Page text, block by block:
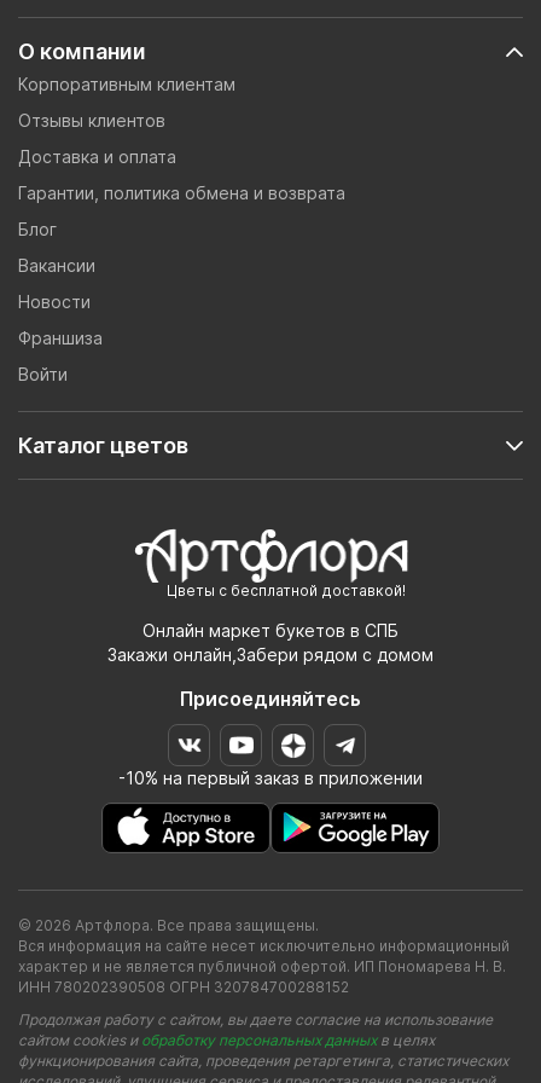
Цветы с бесплатной доставкой!
Онлайн маркет букетов в СПБ
Закажи онлайн,Забери рядом с домом
Присоединяйтесь
-10% на первый заказ в приложении
О компании
Корпоративным клиентам
Отзывы клиентов
Доставка и оплата
Гарантии, политика обмена и возврата
Блог
Вакансии
Новости
Франшиза
Войти
Каталог цветов
© 2026 Артфлора. Все права защищены.
Вся информация на сайте несет исключительно информационный
характер и не является публичной офертой. ИП Пономарева Н. В.
ИНН 780202390508 ОГРН 320784700288152
Продолжая работу с сайтом, вы даете согласие на использование
сайтом cookies и обработку персональных данныхв целях
функционирования сайта, проведения ретаргетинга, статистических